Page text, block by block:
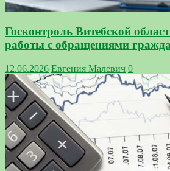
Госконтроль Витебской
работы с обращениями
12.06.2026 Евгения Малевич 0